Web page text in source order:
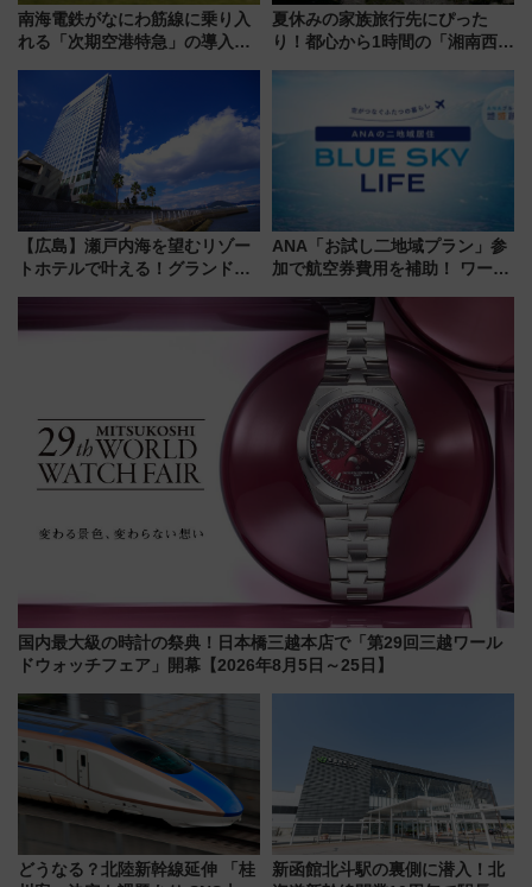
南海電鉄がなにわ筋線に乗り入
れる「次期空港特急」の導入を
日本初の鉄道デザイン
夏休みの家族旅行先にぴった
り！都心から1時間の「湘南西エ
注目スポット
【広島】瀬戸内海を望むリゾー
トホテルで叶える！グランドプ
ープラン
ANA「お試し二地域プラン」参
加で航空券費用を補助！ ワーケ
治体は？ 2026年は対象のエリア
が拡大！
国内最大級の時計の祭典！日本橋三越本店で「第29回三越ワール
ドウォッチフェア」開幕【2026年8月5日～25日】
どうなる？北陸新幹線延伸 「桂
新函館北斗駅の裏側に潜入！北